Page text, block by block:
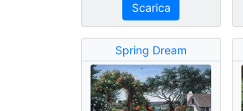
Scarica
Spring Dream